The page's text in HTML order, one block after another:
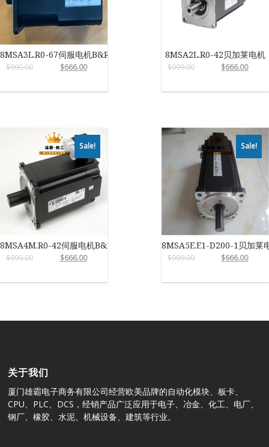
8MSA3L.R0-67伺服电机B&R
$999.00 $666.00
8MSA2L.R0-42贝加莱电机
$999.00 $666.00
Sale!
8MSA4M.R0-42伺服电机B&R
$999.00 $666.00
Sale!
8MSA5E.E1-D200-1贝加莱
$999.00 $666.00
关于我们
厦门雄霸电子商务有限公司经营欧美品牌的自动化模块、板卡、
CPU、PLC、DCS，经销产品广泛应用于电子、冶金、化工、电厂、
钢厂、橡胶、水泥、机械设备、建筑等行业。